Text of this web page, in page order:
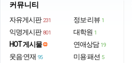
커뮤니티
자유게시판 231
익명게시판 801
HOT 게시물
웃음·연재 95
정보·리뷰 1
대학원 1
연애상담 19
미용·패션 5